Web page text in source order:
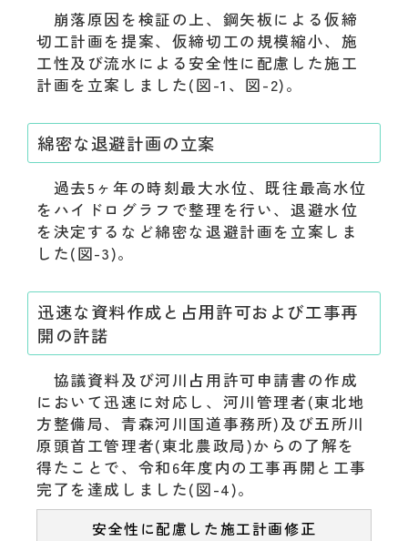
崩落原因を検証の上、鋼矢板による仮締
切工計画を提案、仮締切工の規模縮小、施
工性及び流水による安全性に配慮した施工
計画を立案しました(図-1、図-2)。
綿密な退避計画の立案
過去5ヶ年の時刻最大水位、既往最高水位
をハイドログラフで整理を行い、退避水位
を決定するなど綿密な退避計画を立案しま
した(図-3)。
迅速な資料作成と占用許可および工事再
開の許諾
協議資料及び河川占用許可申請書の作成
において迅速に対応し、河川管理者(東北地
方整備局、青森河川国道事務所)及び五所川
原頭首工管理者(東北農政局)からの了解を
得たことで、令和6年度内の工事再開と工事
完了を達成しました(図-4)。
安全性に配慮した施工計画修正